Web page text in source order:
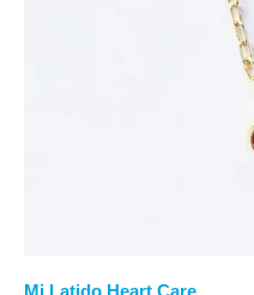
Mi Latido Heart Care